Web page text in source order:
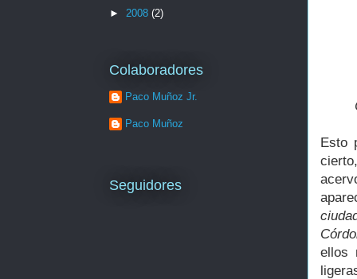
Esto
ellos
► 2008 (2)
Colaboradores
Paco Muñoz Jr.
Paco Muñoz
Seguidores